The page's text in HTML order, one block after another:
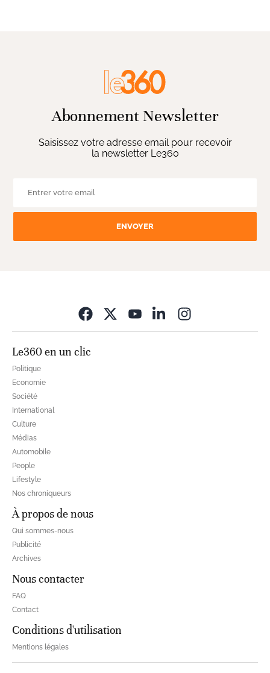
Abonnement Newsletter
Saisissez votre adresse email pour recevoir
la newsletter Le360
ENVOYER
Le360 en un clic
Politique
Economie
Société
International
Culture
Médias
Automobile
People
Lifestyle
Nos chroniqueurs
À propos de nous
Qui sommes-nous
Publicité
Archives
Nous contacter
FAQ
Contact
Conditions d'utilisation
Mentions légales